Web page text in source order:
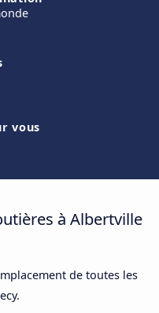
vous
à Albertville
de toutes les